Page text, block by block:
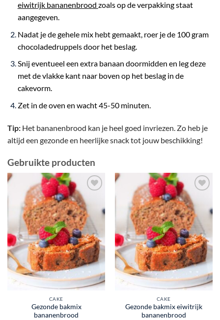
eiwitrijk bananenbrood zoals op de verpakking staat
aangegeven.
Nadat je de gehele mix hebt gemaakt, roer je de 100 gram
chocoladedruppels door het beslag.
Snij eventueel een extra banaan doormidden en leg deze
met de vlakke kant naar boven op het beslag in de
cakevorm.
Zet in de oven en wacht 45-50 minuten.
Tip: Het bananenbrood kan je heel goed invriezen. Zo heb je
altijd een gezonde en heerlijke snack tot jouw beschikking!
Gebruikte producten
Toevoegen
aan
wenslijst
CAKE
Gezonde bakmix
bananenbrood
Toevoegen
aan
wenslijst
CAKE
Gezonde bakmix eiwitrijk
bananenbrood